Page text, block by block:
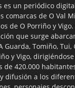
es un periódico
comarcas de O Val
de O Porriño y
que surge
Guarda, Tomiño,
y Vigo,
de 420.000
difusión a los